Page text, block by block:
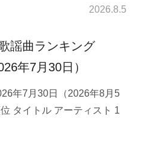
2026.8.5
謡曲ランキング
年7月30日）
年7月30日（2026年8月5
タイトル アーティスト 1